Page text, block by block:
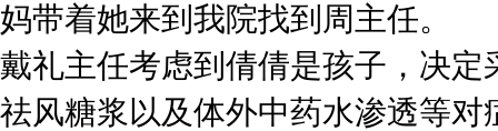
妈带着她来到我院找到周主任。
戴礼主任考虑到倩倩是孩子，决
祛风糖浆以及体外中药水渗透等